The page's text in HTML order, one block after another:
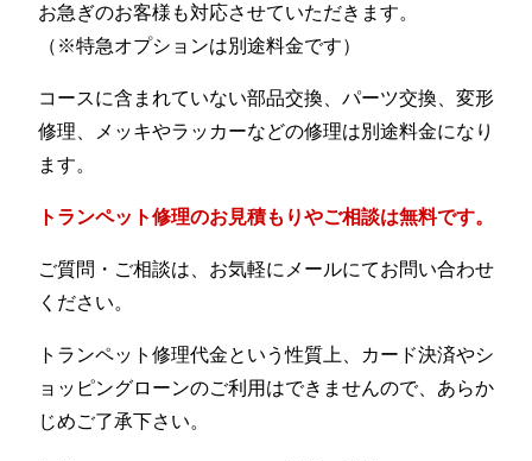
お急ぎのお客様も対応させていただきます。
（※特急オプションは別途料金です）
コースに含まれていない部品交換、パーツ交換、変形
修理、メッキやラッカーなどの修理は別途料金になり
ます。
トランペット修理のお見積もりやご相談は無料です。
ご質問・ご相談は、お気軽にメールにてお問い合わせ
ください。
トランペット修理代金という性質上、カード決済やシ
ョッピングローンのご利用はできませんので、あらか
じめご了承下さい。